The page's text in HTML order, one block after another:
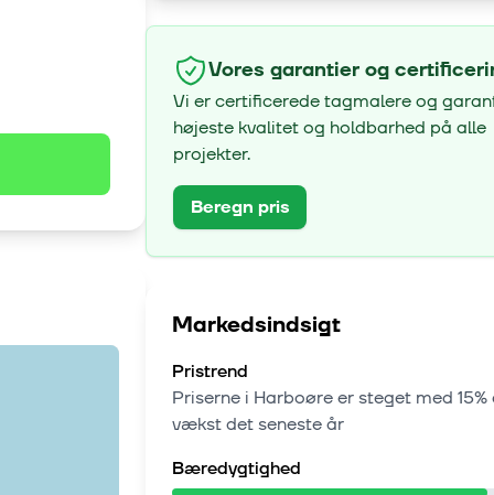
Vores garantier og
Vi er certificerede tagmalere og
højeste kvalitet og holdbarhed på alle
projekter.
Beregn pris
Markedsindsigt
Pristrend
Priserne i Harboøreer steget med
vækstdet seneste år
Bæredygtighed